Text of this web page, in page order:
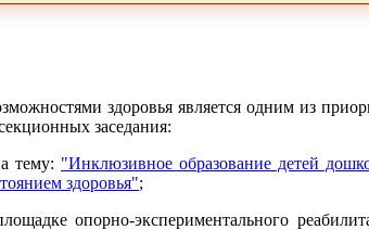
здоровья является одним из
заседания:
тему: "Инклюзивное образование детей
здоровья";
опорно-экспериментального